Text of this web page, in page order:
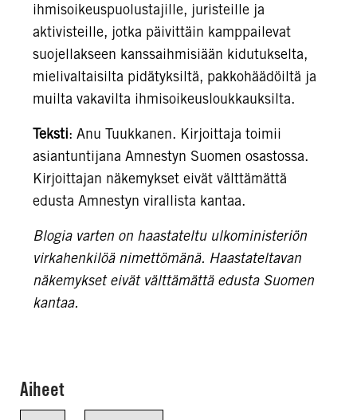
ihmisoikeuspuolustajille, juristeille ja
aktivisteille, jotka päivittäin kamppailevat
suojellakseen kanssaihmisiään kidutukselta,
mielivaltaisilta pidätyksiltä, pakkohäädöiltä ja
muilta vakavilta ihmisoikeusloukkauksilta.
Teksti: Anu Tuukkanen. Kirjoittaja toimii
asiantuntijana Amnestyn Suomen osastossa.
Kirjoittajan näkemykset eivät välttämättä
edusta Amnestyn virallista kantaa.
Blogia varten on haastateltu ulkoministeriön
virkahenkilöä nimettömänä. Haastateltavan
näkemykset eivät välttämättä edusta Suomen
kantaa.
Aiheet